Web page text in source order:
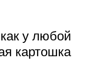
у любой
картошка